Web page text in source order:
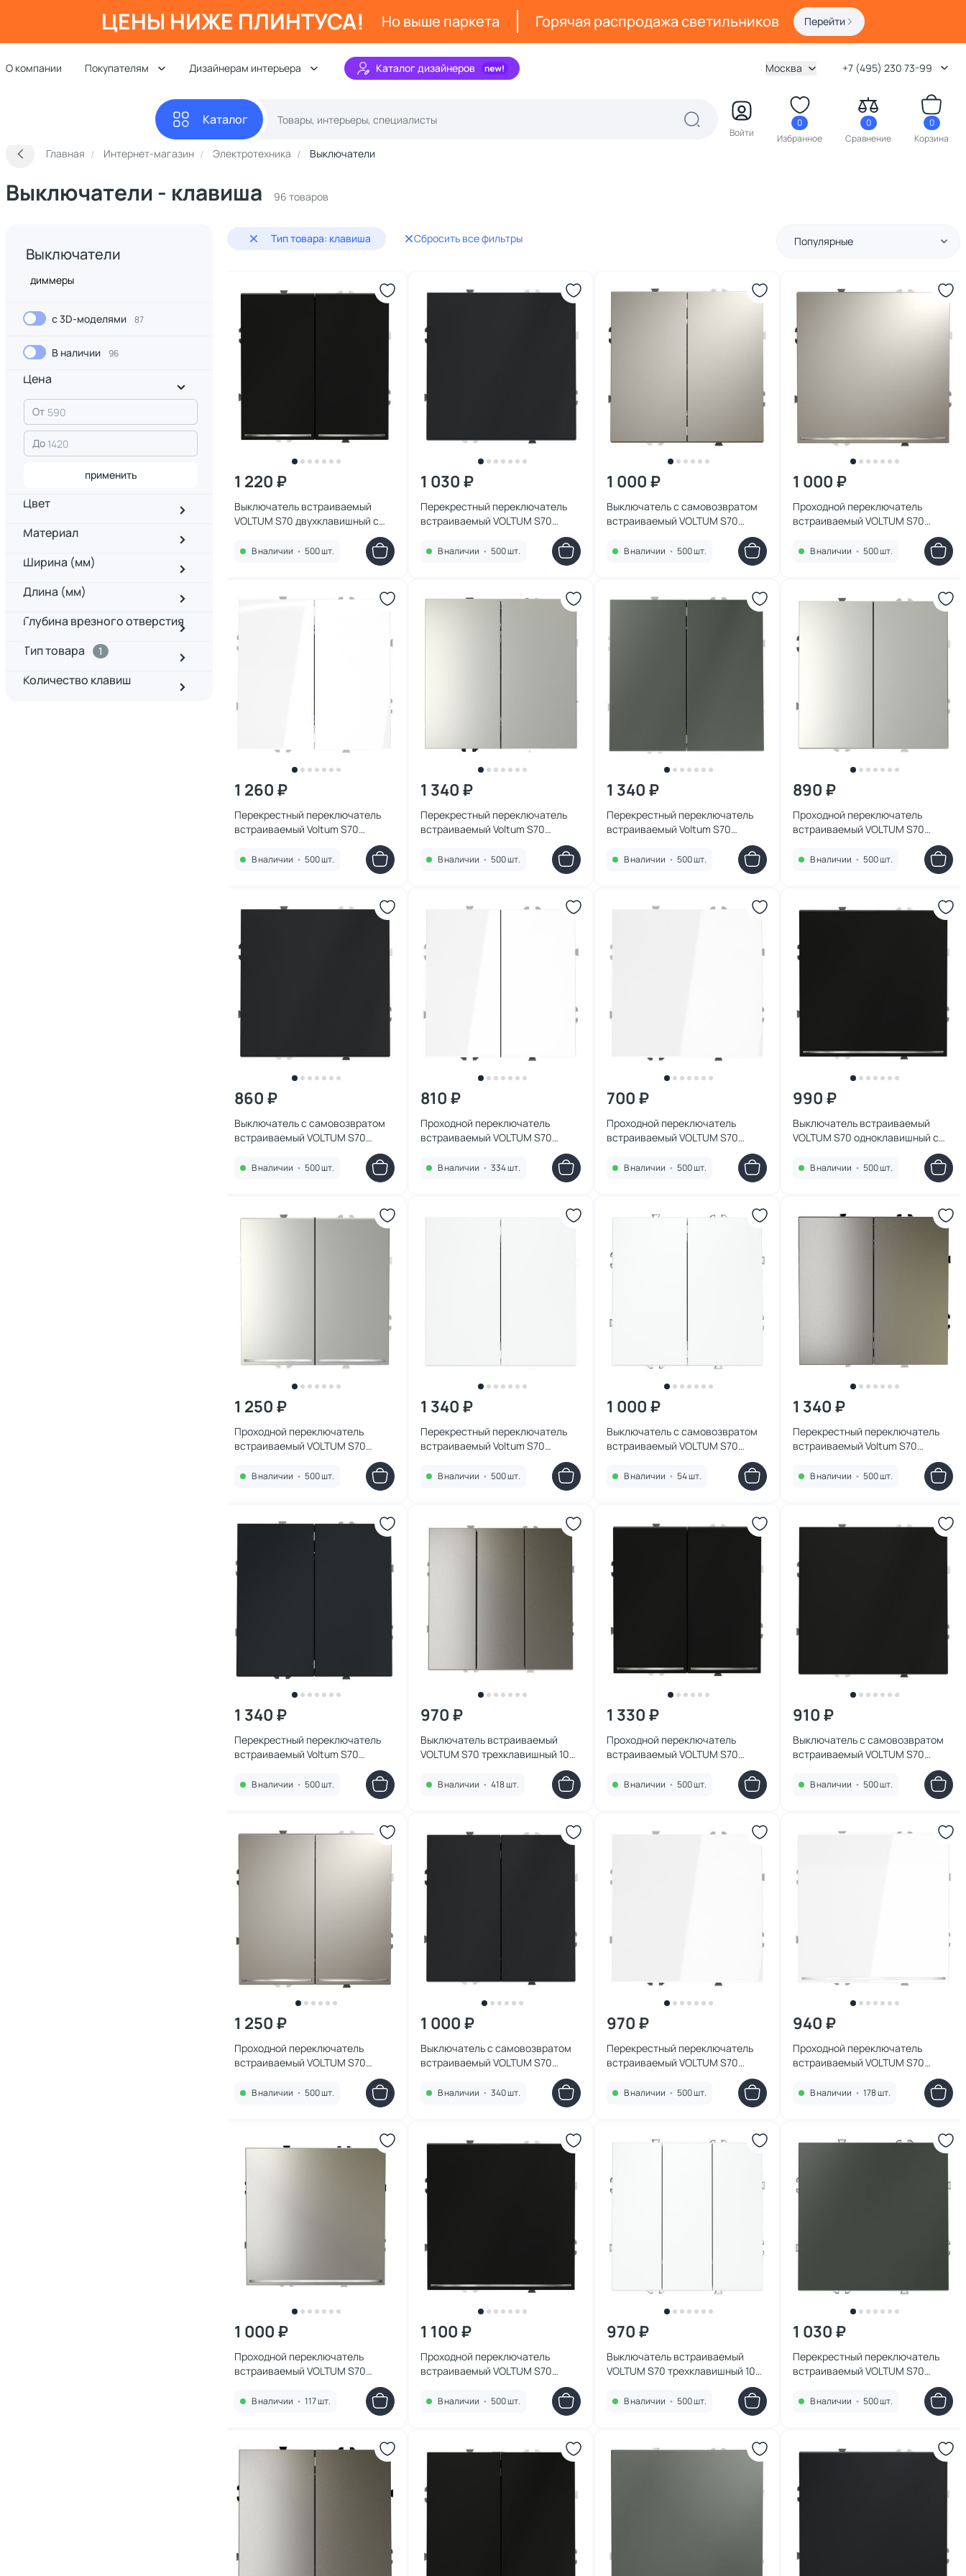
ЦЕНЫ НИЖЕ ПЛИНТУСА! Но выше паркета Горячая распродажа светильников Перейти
О компании Покупателям Дизайнерам интерьера Каталог дизайнеров Москва +7 (495) 230 73-99
Каталог
Войти
0
Избранное
0
Сравнение
0
Корзина
Главная Интернет-магазин Электротехника Выключатели
Выключатели - клавиша 96 товаров
Выключатели
диммеры
с 3D-моделями 87
В наличии 96
Цена
От
До
применить
Цвет
Материал
Ширина (мм)
Длина (мм)
Глубина врезного отверстия
Тип товара
1
Количество клавиш
Тип товара: клавиша Сбросить все фильтры Популярные
1 220 ₽
Выключатель встраиваемый
VOLTUM S70 двухклавишный с
матовый) VLS020208
В наличии • 500 шт.
1 030 ₽
Перекрестный переключатель
встраиваемый VOLTUM S70
одноклавишный 10А, (графит)
VLS010507
В наличии • 500 шт.
1 000 ₽
Выключатель с самовозвратом
встраиваемый VOLTUM S70
двухклавишный 10А, (кашемир)
VLS020603
В наличии • 500 шт.
1 000 ₽
Проходной переключатель
встраиваемый VOLTUM S70
одноклавишный с подсветкой
10А, (кашемир) VLS010403
В наличии • 500 шт.
1 260 ₽
Перекрестный переключатель
встраиваемый Voltum S70
двухклавишный 10А VLS020501
белый глянцевый
В наличии • 500 шт.
1 340 ₽
Перекрестный переключатель
встраиваемый Voltum S70
двухклавишный 10А VLS020505
стальВ наличии • 500 шт.
1 340 ₽
Перекрестный переключатель
встраиваемый Voltum S70
двухклавишный 10А VLS020506
титанВ наличии • 500 шт.
890 ₽
Проходной переключатель
встраиваемый VOLTUM S70
VLS020305
В наличии • 500 шт.
860 ₽
Выключатель с самовозвратом
встраиваемый VOLTUM S70
одноклавишный 10А, (графит)
VLS010607
В наличии • 500 шт.
810 ₽
Проходной переключатель
встраиваемый VOLTUM S70
глянцевый) VLS020301
В наличии • 334 шт.
700 ₽
Проходной переключатель
встраиваемый VOLTUM S70
глянцевый) VLS010301
В наличии • 500 шт.
990 ₽
Выключатель встраиваемый
VOLTUM S70 одноклавишный с
матовый) VLS010208
В наличии • 500 шт.
1 250 ₽
Проходной переключатель
встраиваемый VOLTUM S70
двухклавишный с подсветкой
10А, (сталь) VLS020405
В наличии • 500 шт.
1 340 ₽
Перекрестный переключатель
встраиваемый Voltum S70
двухклавишный 10А VLS020502
белый матовый
В наличии • 500 шт.
1 000 ₽
Выключатель с самовозвратом
встраиваемый VOLTUM S70
матовый) VLS020602
В наличии • 54 шт.
1 340 ₽
Перекрестный переключатель
встраиваемый Voltum S70
двухклавишный 10А VLS020504
шелкВ наличии • 500 шт.
1 340 ₽
Перекрестный переключатель
встраиваемый Voltum S70
двухклавишный 10А VLS020507
графит
В наличии • 500 шт.
970 ₽
Выключатель встраиваемый
VOLTUM S70 трехклавишный 10А,
В наличии • 418 шт.
1 330 ₽
Проходной переключатель
встраиваемый VOLTUM S70
двухклавишный с подсветкой
10А, (черный матовый)
В наличии • 500 шт.
910 ₽
Выключатель с самовозвратом
встраиваемый VOLTUM S70
одноклавишный 10А, (черный
матовый) VLS010608
В наличии • 500 шт.
1 250 ₽
Проходной переключатель
встраиваемый VOLTUM S70
двухклавишный с подсветкой
10А, (кашемир) VLS020403
В наличии • 500 шт.
1 000 ₽
Выключатель с самовозвратом
встраиваемый VOLTUM S70
двухклавишный 10А, (графит)
VLS020607
В наличии • 340 шт.
970 ₽
Перекрестный переключатель
встраиваемый VOLTUM S70
глянцевый) VLS010501
В наличии • 500 шт.
940 ₽
Проходной переключатель
встраиваемый VOLTUM S70
одноклавишный с подсветкой
10А, (белый глянцевый)
В наличии • 178 шт.
1 000 ₽
Проходной переключатель
встраиваемый VOLTUM S70
одноклавишный с подсветкой
10А, (шелк) VLS010404
В наличии • 117 шт.
1 100 ₽
Проходной переключатель
встраиваемый VOLTUM S70
одноклавишный с подсветкой
10А, (черный матовый)
В наличии • 500 шт.
970 ₽
Выключатель встраиваемый
VOLTUM S70 трехклавишный 10А,
В наличии • 500 шт.
1 030 ₽
Перекрестный переключатель
встраиваемый VOLTUM S70
VLS010506
В наличии • 500 шт.